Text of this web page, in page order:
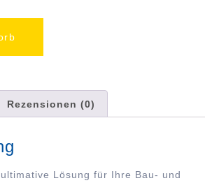
Rezensionen (0)
Lösung für Ihre Bau- und